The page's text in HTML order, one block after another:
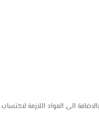
الى المواد اللازمة لاكتساب